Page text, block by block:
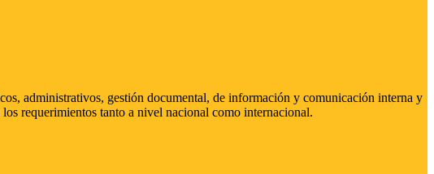
administrativos, gestión documental, de información y comunicación interna y
requerimientos tanto a nivel nacional como internacional.